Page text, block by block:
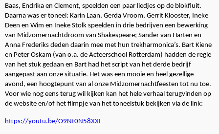
Baas, Endrika en Clement, speelden een paar liedjes op de blokfluit.
Daarna was er toneel: Karin Laan, Gerda Vroom, Gerrit Klooster, Ineke
Deen en Wim en Ineke Stolk speelden in drie bedrijven een bewerking
van Midzomernachtdroom van Shakespeare; Sander van Harten en
Anna Frederiks deden daarin mee met hun trekharmonica’s. Bart Kiene
en Peter Oskam (van o.a. de Acteerschool Rotterdam) hadden de regie
van het stuk gedaan en Bart had het script van het derde bedrijf
aangepast aan onze situatie. Het was een mooie en heel gezellige
avond, een hoogtepunt van al onze Midzomernachtfeesten tot nu toe.
Voor wie nog eens terug wil kijken kan het hele verhaal terugvinden op
de website en/of het filmpje van het toneelstuk bekijken via de link:
https://youtu.be/O9Nt0N58XXI